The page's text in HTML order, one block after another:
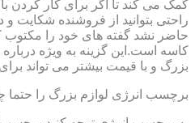
کمک می کند تا اگر برای کار کردن
راحتی بتوانید از فروشنده شکایت
حاضر نشد گفته های خود را مکتوب
کاسه است.این گزینه به ویژه
بزرگ و با قیمت بیشتر می تواند
برچسب انرژی لوازم بزرگ را حتما